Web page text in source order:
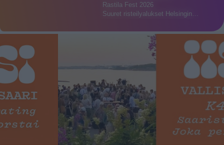
Rastila Fest 2026
Suuret risteilyalukset Helsingin…